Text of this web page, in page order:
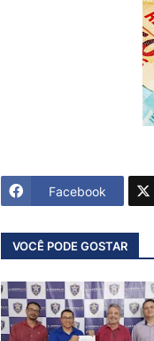
Facebook
VOCÊ PODE GOSTAR